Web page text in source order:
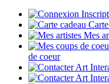
Mes
de coeur